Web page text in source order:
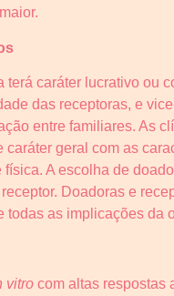
caráter lucrativo ou
das receptoras, e
entre familiares. As
geral com as
A escolha de
Doadoras e
as implicações da
vitro com altas respostas